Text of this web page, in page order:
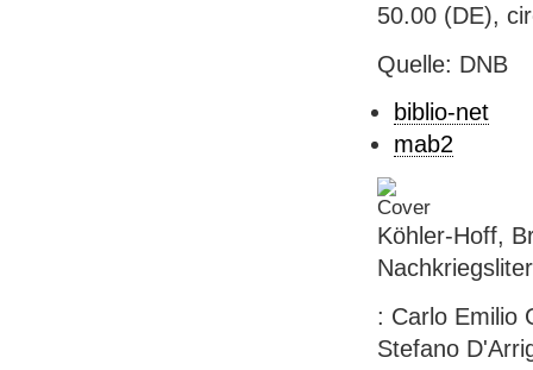
50.00 (DE),
Quelle: DNB
biblio-net
mab2
Köhler-Hoff,
: Carlo Emilio
Stefano